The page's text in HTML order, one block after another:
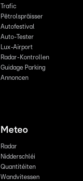
Trafic
Pëtrolspräisser
Autofestival
Auto-Tester
Lux-Airport
Radar-Kontrollen
Guidage Parking
Annoncen
Meteo
Radar
Nidderschléi
Quantitéiten
Wandvitessen